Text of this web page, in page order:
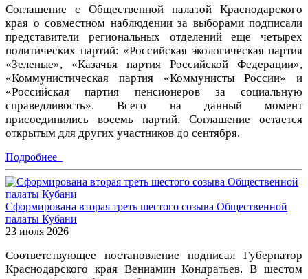
Соглашение с Общественной палатой Краснодарского
края о совместном наблюдении за выборами подписали
представители региональных отделений еще четырех
политических партий: «Российская экологическая партия
«Зеленые», «Казачья партия Российской Федерации»,
«Коммунистическая партия «Коммунисты России» и
«Российская партия пенсионеров за социальную
справедливость». Всего на данный момент
присоединились восемь партий. Соглашение остается
открытым для других участников до сентября.
Подробнее
Сформирована вторая треть шестого созыва Общественной
палаты Кубани
23 июля 2026
Соответствующее постановление подписал Губернатор
Краснодарского края Вениамин Кондратьев. В шестом